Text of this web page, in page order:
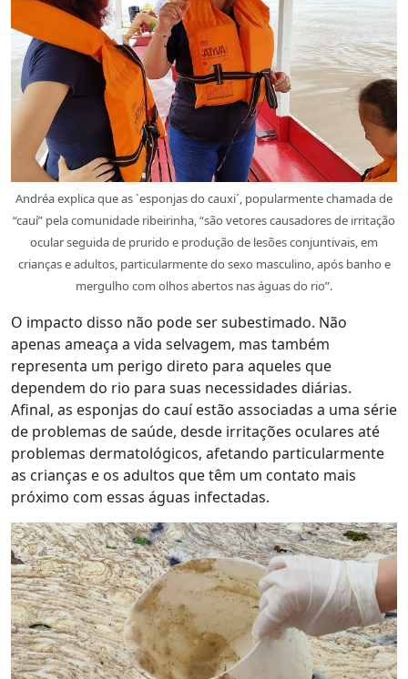
Andréa explica que as ´esponjas do cauxi´, popularmente chamada de
“cauí” pela comunidade ribeirinha, “são vetores causadores de irritação
ocular seguida de prurido e produção de lesões conjuntivais, em
crianças e adultos, particularmente do sexo masculino, após banho e
mergulho com olhos abertos nas águas do rio”.
O impacto disso não pode ser subestimado. Não
apenas ameaça a vida selvagem, mas também
representa um perigo direto para aqueles que
dependem do rio para suas necessidades diárias.
Afinal, as esponjas do cauí estão associadas a uma série
de problemas de saúde, desde irritações oculares até
problemas dermatológicos, afetando particularmente
as crianças e os adultos que têm um contato mais
próximo com essas águas infectadas.